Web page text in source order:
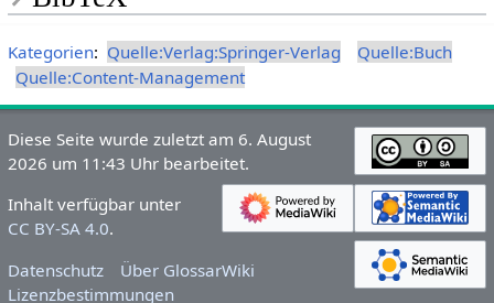
Kategorien: Quelle:Verlag:Springer-Verlag
Quelle:Buch
Quelle:Content-Management
Diese Seite wurde zuletzt am 6. August
2026 um 11:43 Uhr bearbeitet.
Inhalt verfügbar unter
CC BY-SA 4.0.
Datenschutz
Über GlossarWiki
Lizenzbestimmungen